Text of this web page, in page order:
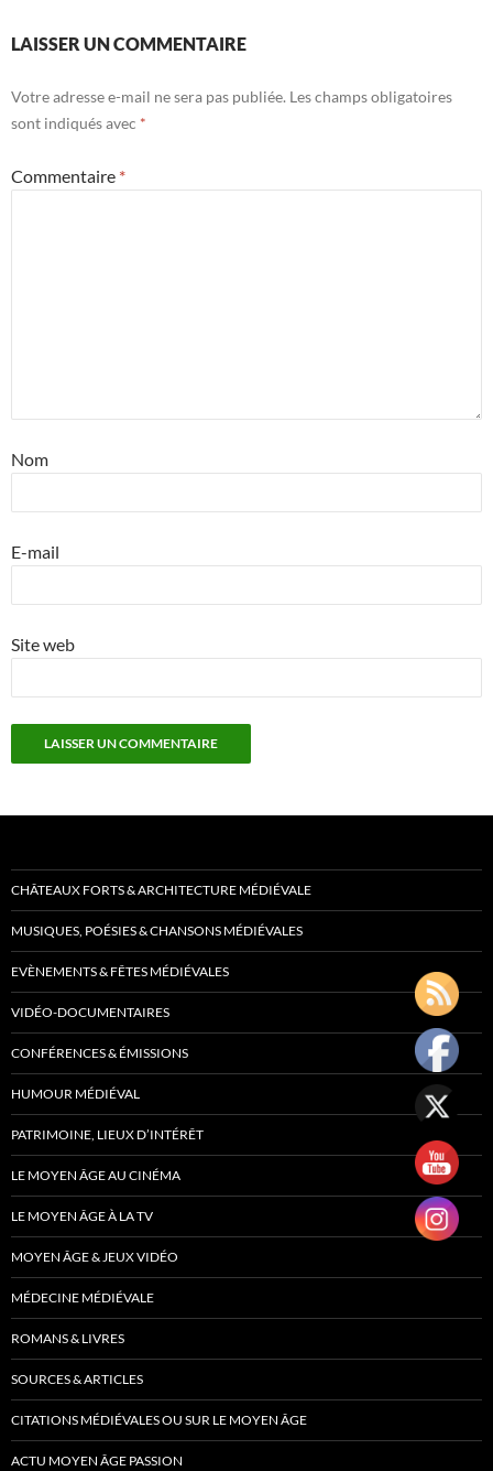
LAISSER UN COMMENTAIRE
Votre adresse e-mail ne sera pas publiée. Les champs obligatoires
sont indiqués avec *
Commentaire *
Nom
E-mail
Site web
CHÂTEAUX FORTS & ARCHITECTURE MÉDIÉVALE
MUSIQUES, POÉSIES & CHANSONS MÉDIÉVALES
EVÈNEMENTS & FÊTES MÉDIÉVALES
VIDÉO-DOCUMENTAIRES
CONFÉRENCES & ÉMISSIONS
HUMOUR MÉDIÉVAL
PATRIMOINE, LIEUX D’INTÉRÊT
LE MOYEN ÂGE AU CINÉMA
LE MOYEN ÂGE À LA TV
MOYEN ÂGE & JEUX VIDÉO
MÉDECINE MÉDIÉVALE
ROMANS & LIVRES
SOURCES & ARTICLES
CITATIONS MÉDIÉVALES OU SUR LE MOYEN ÂGE
ACTU MOYEN ÂGE PASSION